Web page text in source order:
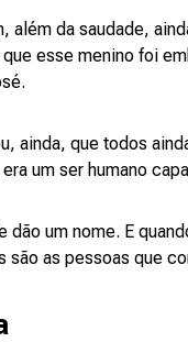
além da saudade,
esse menino foi
ainda, que todos
um ser humano
um nome. E
são as pessoas que